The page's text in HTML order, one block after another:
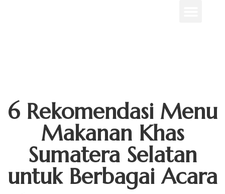
6 Rekomendasi Menu
Makanan Khas
Sumatera Selatan
untuk Berbagai Acara